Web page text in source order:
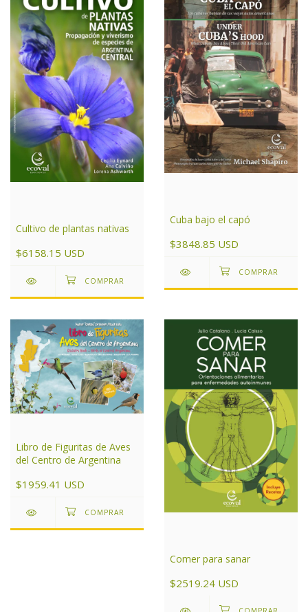
Cultivo de plantas nativas
$6158.15 USD
Cuba bajo el capó
$3848.85 USD
Libro de Figuritas de Aves
del Centro de Argentina
$1959.41 USD
Comer para sanar
$2519.24 USD